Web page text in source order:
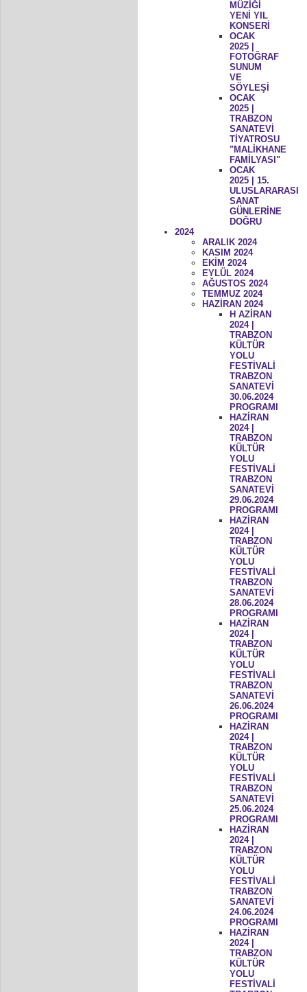
MÜZİĞİ
YENİ YIL
KONSERİ
OCAK
2025 |
FOTOĞRAF
SUNUM
VE
SÖYLEŞİ
OCAK
2025 |
TRABZON
SANATEVİ
TİYATROSU
"MALİKHANE
FAMİLYASI"
OCAK
2025 | 15.
ULUSLARARASI
SANAT
GÜNLERİNE
DOĞRU
2024
ARALIK 2024
KASIM 2024
EKİM 2024
EYLÜL 2024
AĞUSTOS 2024
TEMMUZ 2024
HAZİRAN 2024
H AZİRAN
2024 |
TRABZON
KÜLTÜR
YOLU
FESTİVALİ
TRABZON
SANATEVİ
30.06.2024
PROGRAMI
HAZİRAN
2024 |
TRABZON
KÜLTÜR
YOLU
FESTİVALİ
TRABZON
SANATEVİ
29.06.2024
PROGRAMI
HAZİRAN
2024 |
TRABZON
KÜLTÜR
YOLU
FESTİVALİ
TRABZON
SANATEVİ
28.06.2024
PROGRAMI
HAZİRAN
2024 |
TRABZON
KÜLTÜR
YOLU
FESTİVALİ
TRABZON
SANATEVİ
26.06.2024
PROGRAMI
HAZİRAN
2024 |
TRABZON
KÜLTÜR
YOLU
FESTİVALİ
TRABZON
SANATEVİ
25.06.2024
PROGRAMI
HAZİRAN
2024 |
TRABZON
KÜLTÜR
YOLU
FESTİVALİ
TRABZON
SANATEVİ
24.06.2024
PROGRAMI
HAZİRAN
2024 |
TRABZON
KÜLTÜR
YOLU
FESTİVALİ